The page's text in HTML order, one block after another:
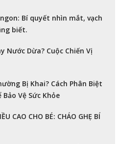
Bí quyết nhìn mắt, vạch
biết.
Nước Dừa? Cuộc Chiến Vị
Bị Khai? Cách Phân Biệt
Vệ Sức Khỏe
CAO CHO BÉ: CHÁO GHẸ BÍ